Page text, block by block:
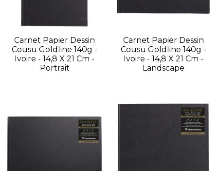
Carnet Papier Dessin
Cousu Goldline 140g -
Ivoire - 14,8 X 21 Cm -
Portrait
Carnet Papier Dessin
Cousu Goldline 140g -
Ivoire - 14,8 X 21 Cm -
Landscape